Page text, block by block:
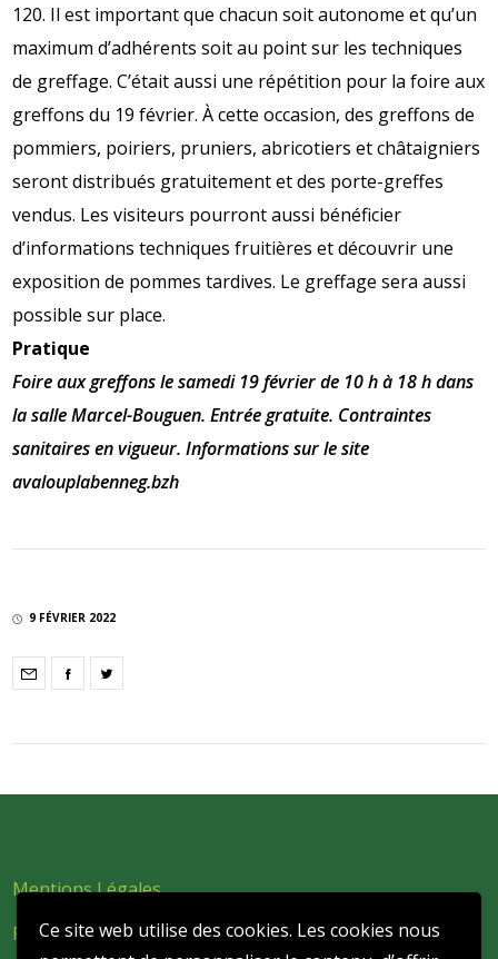
Ce site web utilise des cookies. Les cookies nous
120. Il est important que chacun soit autonome et qu’un
maximum d’adhérents soit au point sur les techniques
de greffage. C’était aussi une répétition pour la foire aux
greffons du 19 février. À cette occasion, des greffons de
pommiers, poiriers, pruniers, abricotiers et châtaigniers
seront distribués gratuitement et des porte-greffes
vendus. Les visiteurs pourront aussi bénéficier
d’informations techniques fruitières et découvrir une
exposition de pommes tardives. Le greffage sera aussi
possible sur place.
Pratique
Foire aux greffons le samedi 19 février de 10 h à 18 h dans
la salle Marcel-Bouguen. Entrée gratuite. Contraintes
sanitaires en vigueur. Informations sur le site
avalouplabenneg.bzh
9 FÉVRIER 2022
Mentions Légales
Politique de confidentialité et de protection des données